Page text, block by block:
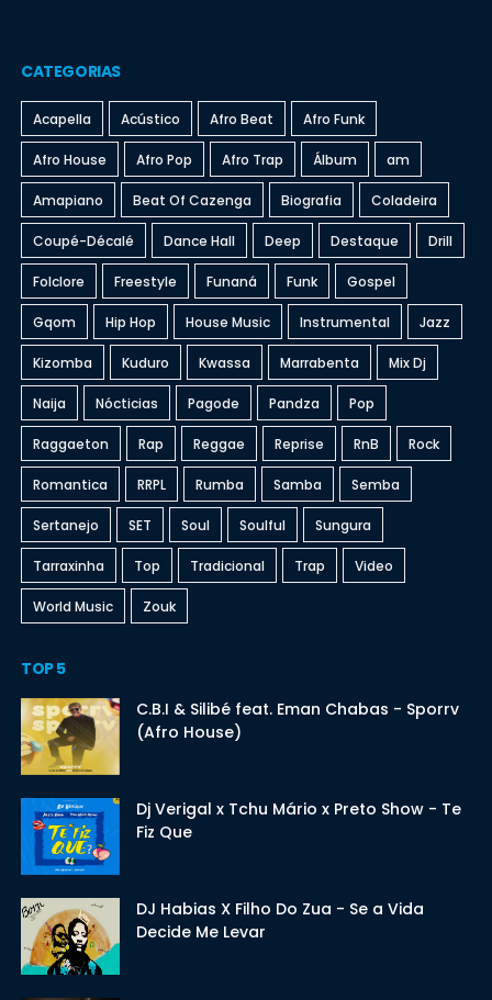
CATEGORIAS
Acapella Acústico Afro Beat Afro Funk
Afro House Afro Pop Afro Trap Álbum am
Amapiano Beat Of Cazenga Biografia Coladeira
Coupé-Décalé Dance Hall Deep Destaque Drill
Folclore Freestyle Funaná Funk Gospel
Gqom Hip Hop House Music Instrumental Jazz
Kizomba Kuduro Kwassa Marrabenta Mix Dj
Naija Nócticias Pagode Pandza Pop
Raggaeton Rap Reggae Reprise RnB Rock
Romantica RRPL Rumba Samba Semba
Sertanejo SET Soul Soulful Sungura
Tarraxinha Top Tradicional Trap Video
World Music Zouk
TOP 5
C.B.I & Silibé feat. Eman Chabas - Sporrv
(Afro House)
Dj Verigal x Tchu Mário x Preto Show - Te
Fiz Que
DJ Habias X Filho Do Zua - Se a Vida
Decide Me Levar